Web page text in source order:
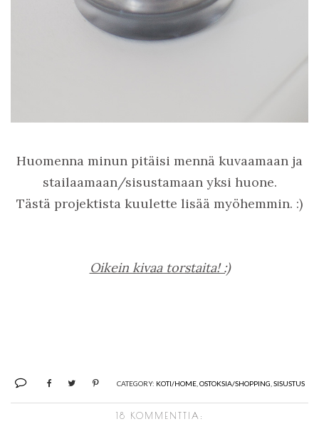
Huomenna minun pitäisi mennä kuvaamaan ja
stailaamaan/sisustamaan yksi huone.
Tästä projektista kuulette lisää myöhemmin. :)
Oikein kivaa torstaita! :)
CATEGORY: KOTI/HOME, OSTOKSIA/SHOPPING SISUSTUS
18 KOMMENTTIA: